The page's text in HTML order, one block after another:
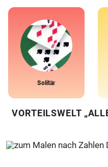
Solitär
VORTEILSWELT